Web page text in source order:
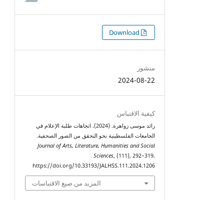
التنزيلات
منشور
2024-08-22
كيفية الاقتباس
رائد موسى زواهرة. (2024). اتجاهات طلبة الإعلام في
الجامعات الفلسطينية نحو التحقق من الصور الصحفية.
Journal of Arts, Literature, Humanities and Social
Sciences, (111), 292–319.
https://doi.org/10.33193/JALHSS.111.2024.1206
المزيد من صيغ الاقتباسات